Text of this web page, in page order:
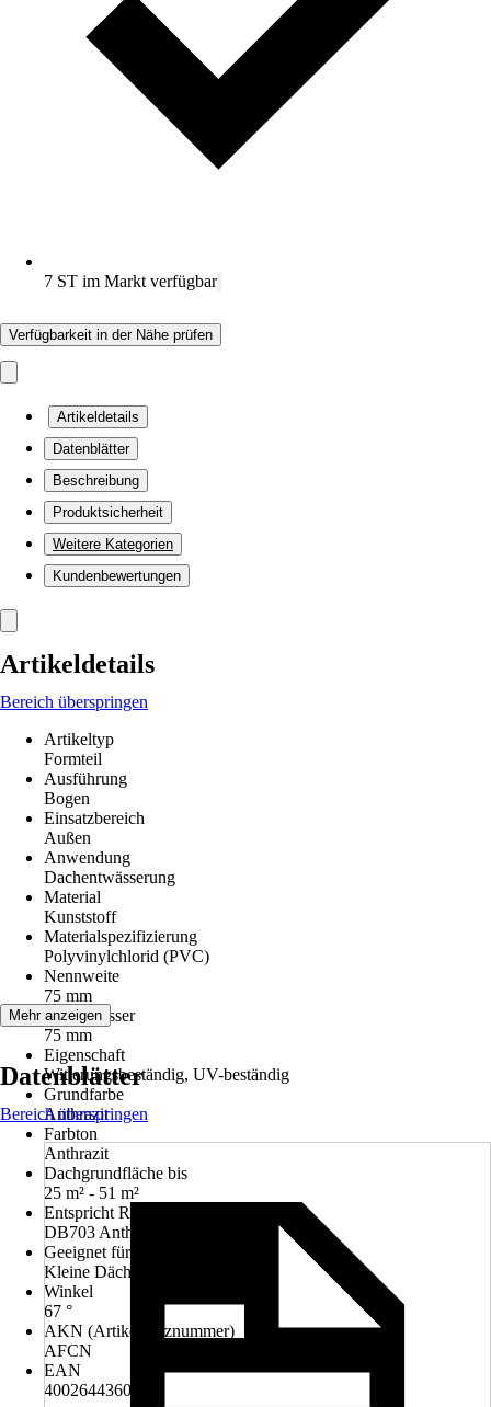
7 ST im Markt verfügbar
Verfügbarkeit in der Nähe prüfen
Artikeldetails
Datenblätter
Beschreibung
Produktsicherheit
Weitere Kategorien
Kundenbewertungen
Artikeldetails
Bereich überspringen
Artikeltyp
Formteil
Ausführung
Bogen
Einsatzbereich
Außen
Anwendung
Dachentwässerung
Material
Kunststoff
Materialspezifizierung
Polyvinylchlorid (PVC)
Nennweite
75 mm
Durchmesser
75 mm
Eigenschaft
Witterungsbeständig, UV-beständig
Grundfarbe
Anthrazit
Farbton
Anthrazit
Dachgrundfläche bis
25 m² - 51 m²
Entspricht RAL-Farbton
DB703 Anthrazit-metallic
Geeignet für
Kleine Dächer, Hausanbauten
Winkel
67 °
AKN (Artikelkurznummer)
AFCN
EAN
4002644360522
Mehr anzeigen
Datenblätter
Bereich überspringen